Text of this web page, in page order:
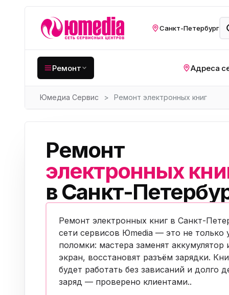
Санкт-Петербург
Ремонт
Крупная бытовая
Мелкая цифровая
Видеотехника
Бытовая техника
Фототехника
Оргтехника
Адреса
Юмедиа Сервис > Ремонт электронных книг
Ремонт
электронных
в Санкт-
Ремонт электронных книг в Санкт-
сети сервисов Юmedia — это не только
поломки: мастера заменят аккумулятор
экран, восстановят разъём зарядки.
будет работать без зависаний и долго
заряд — проверено клиентами..